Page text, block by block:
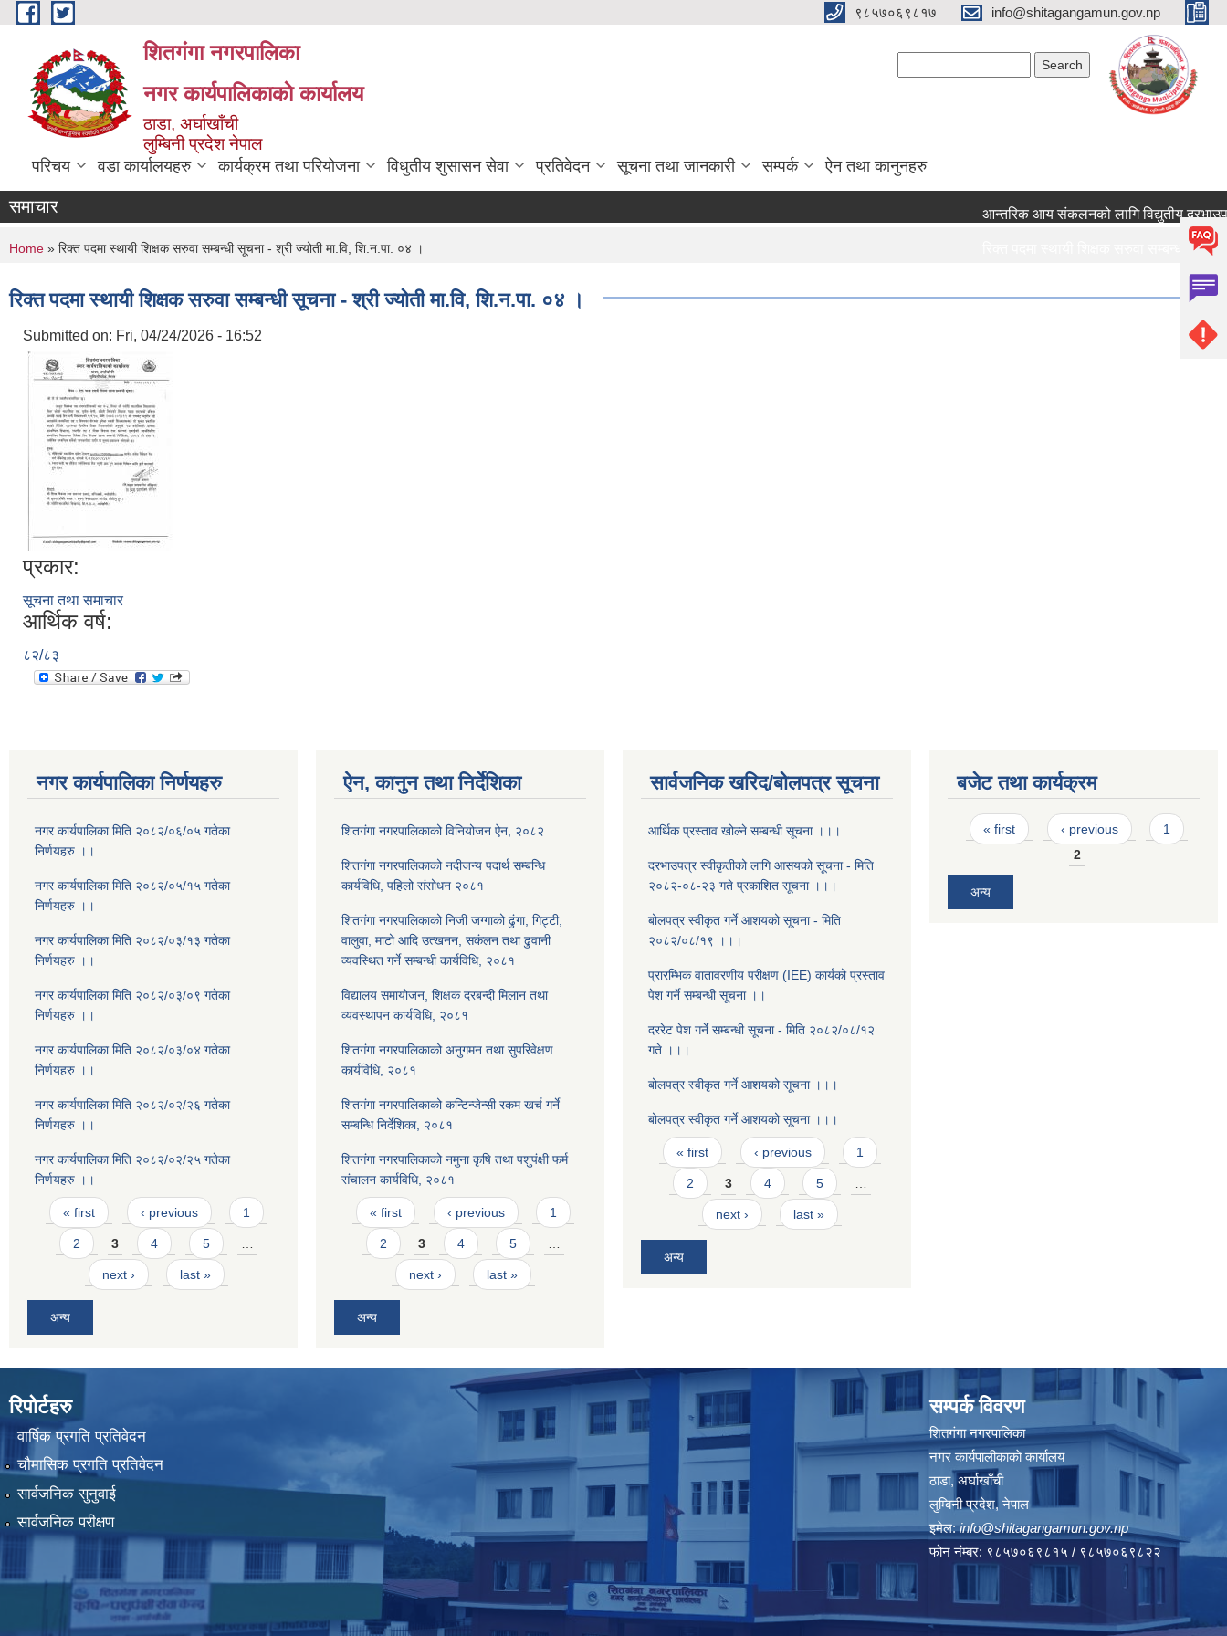
Skip to main content ९८५७०६९८१७ info@shitagangamun.gov.np
शितगंगा नगरपालिका
नगर कार्यपालिकाकाे कार्यालय
ठाडा, अर्घाखाँची
लुम्बिनी प्रदेश नेपाल
परिचय वडा कार्यालयहरु कार्यक्रम तथा परियोजना विधुतीय शुसासन सेवा प्रतिवेदन सूचना तथा जानकारी सम्पर्क ऐन तथा कानुनहरु
समाचार आन्तरिक आय संकलनको लागि विद्युतीय
रिक्त पदमा स्थायी शिक्षक सरुवा सम्बन्धमा ।।।
रिक्त पदमा स्थायी शिक्षक सरुवा सम्बन्धमा ।।।
You are here
Home » रिक्त पदमा स्थायी शिक्षक सरुवा सम्बन्धी सूचना - श्री ज्योती मा.वि, शि.न.पा. ०४ ।
रिक्त पदमा स्थायी शिक्षक सरुवा सम्बन्धी सूचना - श्री ज्योती मा.वि, शि.न.पा. ०४ ।
Submitted on: Fri, 04/24/2026 - 16:52
प्रकार:
सूचना तथा समाचार
आर्थिक वर्ष:
८२/८३
नगर कार्यपालिका निर्णयहरु
नगर कार्यपालिका मिति २०८२/०६/०५ गतेका
निर्णयहरु ।।
नगर कार्यपालिका मिति २०८२/०५/१५ गतेका
निर्णयहरु ।।
नगर कार्यपालिका मिति २०८२/०३/१३ गतेका
निर्णयहरु ।।
नगर कार्यपालिका मिति २०८२/०३/०९ गतेका
निर्णयहरु ।।
नगर कार्यपालिका मिति २०८२/०३/०४ गतेका
निर्णयहरु ।।
नगर कार्यपालिका मिति २०८२/०२/२६ गतेका
निर्णयहरु ।।
नगर कार्यपालिका मिति २०८२/०२/२५ गतेका
निर्णयहरु ।।
Pages
« first ‹ previous 1
2 3 4 5
next › last »
अन्य
ऐन, कानुन तथा निर्देशिका
शितगंगा नगरपालिकाको विनियोजन ऐन, २०८२
शितगंगा नगरपालिकाको नदीजन्य पदार्थ सम्बन्धि
कार्यविधि, पहिलो संसोधन २०८१
शितगंगा नगरपालिकाको निजी जग्गाको ढुंगा, गिट्टी,
वालुवा, माटो आदि उत्खनन, सकंलन तथा ढुवानी
व्यवस्थित गर्ने सम्बन्धी कार्यविधि, २०८१
विद्यालय समायोजन, शिक्षक दरबन्दी मिलान तथा
व्यवस्थापन कार्यविधि, २०८१
शितगंगा नगरपालिकाको अनुगमन तथा सुपरिवेक्षण
कार्यविधि, २०८१
शितगंगा नगरपालिकाको कन्टिन्जेन्सी रकम खर्च गर्ने
सम्बन्धि निर्देशिका, २०८१
शितगंगा नगरपालिकाको नमुना कृषि तथा पशुपंक्षी फर्म
संचालन कार्यविधि, २०८१
Pages
« first ‹ previous 1
2 3 4 5
next › last »
अन्य
सार्वजनिक खरिद/बोलपत्र सूचना
आर्थिक प्रस्ताव खोल्ने सम्बन्धी सूचना ।।।
दरभाउपत्र स्वीकृतीको लागि आसयको सूचना - मिति
२०८२-०८-२३ गते प्रकाशित सूचना ।।।
बोलपत्र स्वीकृत गर्ने आशयको सूचना - मिति
२०८२/०८/१९ ।।।
प्रारम्भिक वातावरणीय परीक्षण (IEE) कार्यको प्रस्ताव
पेश गर्ने सम्बन्धी सूचना ।।
दररेट पेश गर्ने सम्बन्धी सूचना - मिति २०८२/०८/१२
गते ।।।
बोलपत्र स्वीकृत गर्ने आशयको सूचना ।।।
बोलपत्र स्वीकृत गर्ने आशयको सूचना ।।।
Pages
« first ‹ previous 1
2 3 4 5
next › last »
अन्य
बजेट तथा कार्यक्रम
Pages
« first ‹ previous
1
2
अन्य
रिपोर्टहरु
वार्षिक प्रगति प्रतिवेदन
चौमासिक प्रगति प्रतिवेदन
सार्वजनिक सुनुवाई
सार्वजनिक परीक्षण
सम्पर्क विवरण
शितगंगा नगरपालिका
नगर कार्यपालीकाकाे कार्यालय
ठाडा, अर्घाखाँची
लुम्बिनी प्रदेश, नेपाल
इमेल:info@shitagangamun.gov.np
फोन नंम्बर: ९८५७०६९८१५ / ९८५७०६९८२२